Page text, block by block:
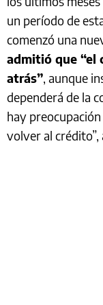
un período de
comenzó una
admitió que “el
atrás”, aunque
dependerá de la
hay
volver al